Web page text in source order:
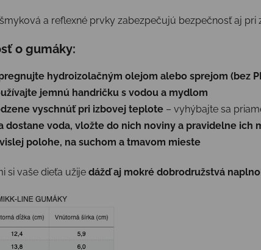
a reflexné prvky zabezpečujú bezpečnosť aj pri
o gumáky:
hydroizolačným olejom alebo sprejom (bez
jemnú handričku s vodou a mydlom
vyschnúť pri izbovej teplote – vyhýbajte sa
dostane voda, vložte do nich noviny a pravidelne ich
polohe, na suchom a tmavom mieste
si vaše dieťa užije dážď aj mokré dobrodružstvá naplno